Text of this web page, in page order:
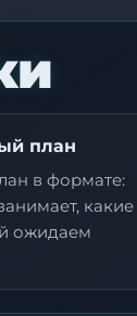
план
в формате:
какие
ожидаем